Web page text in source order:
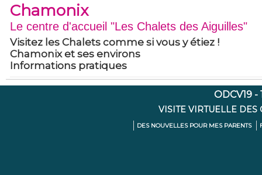
Chamonix
Le centre d'accueil "Les Chalets des Aiguilles"
Visitez les Chalets comme si vous y étiez !
Chamonix et ses environs
Informations pratiques
ODCV19
VISITE VIRTUELLE
DES NOUVELLES POUR MES PARENTS